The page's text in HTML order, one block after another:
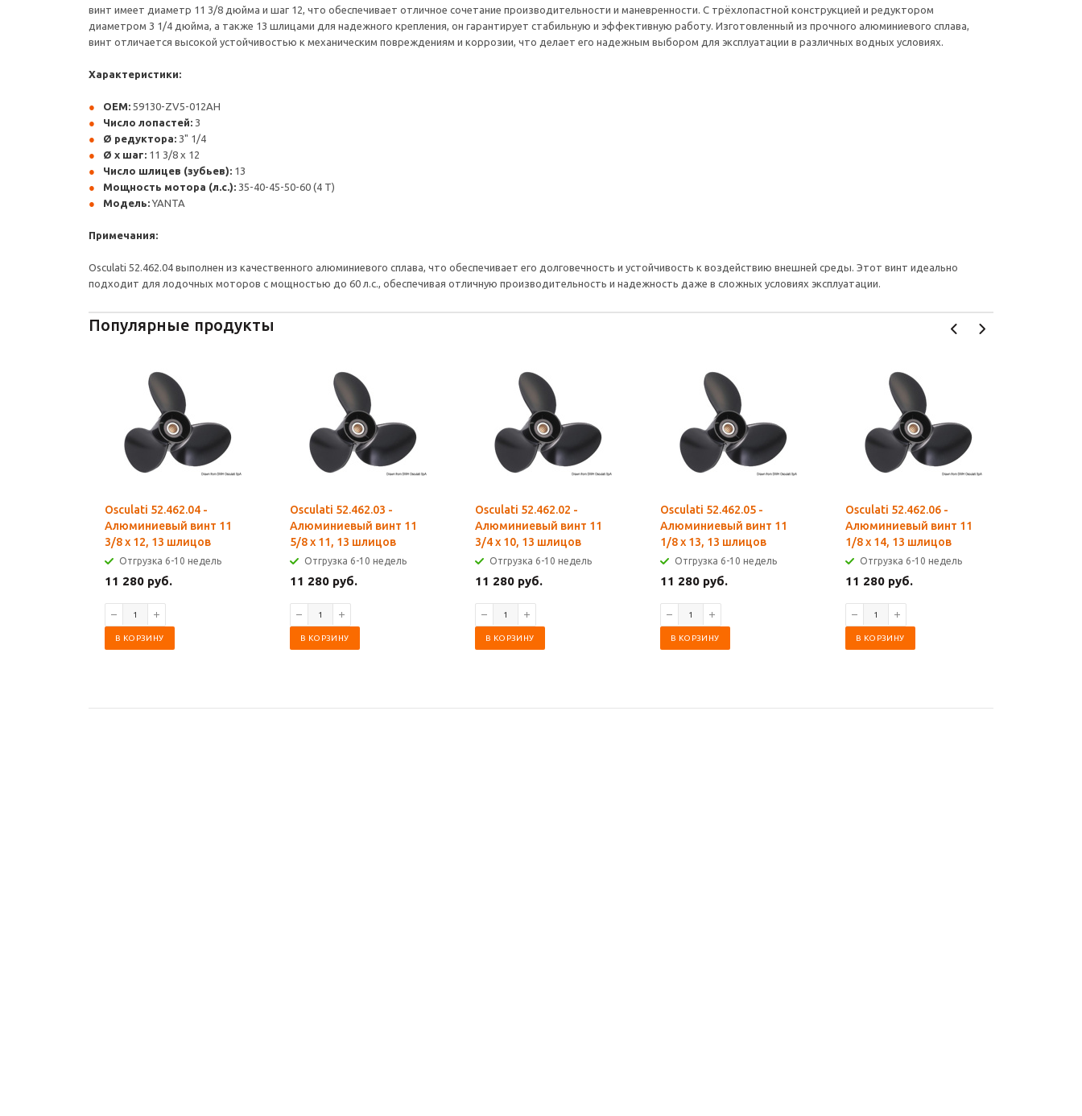
винт имеет диаметр 11 3/8 дюйма и шаг 12, что обеспечивает отличное сочетание производительности и маневренности. С трёхлопастной конструкцией и редуктором
диаметром 3 1/4 дюйма, а также 13 шлицами для надежного крепления, он гарантирует стабильную и эффективную работу. Изготовленный из прочного алюминиевого сплава,
винт отличается высокой устойчивостью к механическим повреждениям и коррозии, что делает его надежным выбором для эксплуатации в различных водных условиях.
Характеристики:
OEM: 59130-ZV5-012AH
Число лопастей: 3
Ø редуктора: 3" 1/4
Ø x шаг: 11 3/8 x 12
Число шлицев (зубьев): 13
Мощность мотора (л.с.): 35-40-45-50-60 (4 T)
Модель:YANTA
Примечания:
Osculati 52.462.04 выполнен из качественного алюминиевого сплава, что обеспечивает его долговечность и устойчивость к воздействию внешней среды. Этот винт идеально
подходит для лодочных моторов с мощностью до 60 л.с., обеспечивая отличную производительность и надежность даже в сложных условиях эксплуатации.
Популярные продукты
Osculati 52.462.04 -
Алюминиевый винт 11
3/8 x 12, 13 шлицов
Отгрузка 6-10 недель
11 280 руб.
В КОРЗИНУ
Osculati 52.462.03 -
Алюминиевый винт 11
5/8 x 11, 13 шлицов
Отгрузка 6-10 недель
11 280 руб.
В КОРЗИНУ
Osculati 52.462.02 -
Алюминиевый винт 11
3/4 x 10, 13 шлицов
Отгрузка 6-10 недель
11 280 руб.
В КОРЗИНУ
Osculati 52.462.05 -
Алюминиевый винт 11
1/8 x 13, 13 шлицов
Отгрузка 6-10 недель
11 280 руб.
В КОРЗИНУ
Osculati 52.462.06 -
Алюминиевый винт 11
1/8 x 14, 13 шлицов
Отгрузка 6-10 недель
11 280 руб.
В КОРЗИНУ